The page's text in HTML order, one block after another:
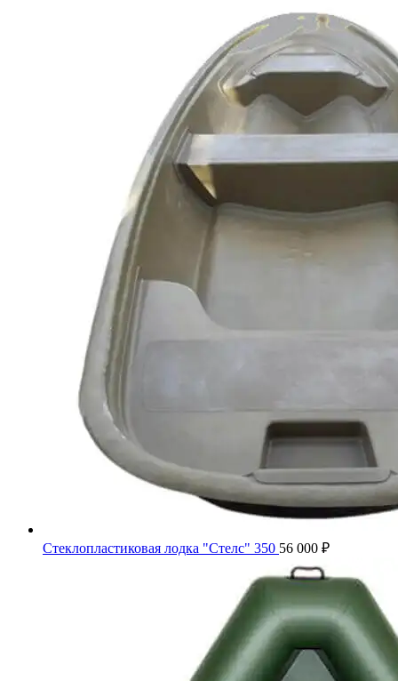
Стеклопластиковая лодка "Стелс" 350 56 000 ₽